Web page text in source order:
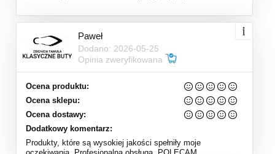
Paweł
Dodano: 2026-05-25
Opinia zweryfikowana
Ocena produktu:
Ocena sklepu:
Ocena dostawy:
Dodatkowy komentarz:
Produkty, które są wysokiej jakości spełniły moje